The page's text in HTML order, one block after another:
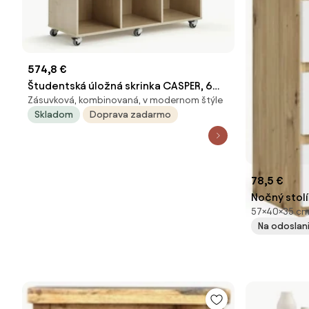
574,8 €
Študentská úložná skrinka CASPER, 6
zásuviek, 3 priehradky, breza, biela
Zásuvková, kombinovaná, v modernom štýle
Skladom
Doprava zadarmo
78,5 €
Nočný
57×40×35
Na